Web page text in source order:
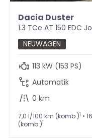
Dacia Duster
1.3 TCe AT 150 EDC
NEUWAGEN
113 kW (153 PS)
Automatik
0 km
7,0 l/100 km (komb.)1 •
(komb.)1